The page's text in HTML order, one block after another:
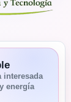
interesada
energía